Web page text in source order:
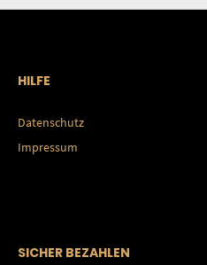
HILFE
Datenschutz
Impressum
SICHER BEZAHLEN